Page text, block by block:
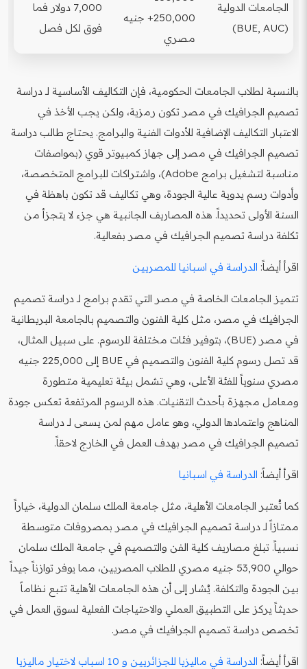
الجامعات الدولية
(BUE, AUC)
250,000+ جنيه
مصري
7,000 دولار فما
فوق لكل فصل
بالنسبة لطلاب الجامعات الحكومية، فإن التكاليف الأساسية لـ دراسة
تصميم الجرافيك في مصر تكون رمزية، ولكن يجب الأخذ في
الاعتبار التكاليف الإضافية للأدوات الفنية والبرامج. يحتاج طالب دراسة
تصميم الجرافيك في مصر إلى جهاز كمبيوتر قوي (بمواصفات
مناسبة لتشغيل برامج Adobe)، واشتراكات للبرامج المتخصصة،
وأدوات رسم يدوية عالية الجودة، وهي تكاليف قد تكون باهظة في
السنة الأولى تحديداً. هذه المصاريف الجانبية هي جزء لا يتجزأ من
تكلفة دراسة تصميم الجرافيك في مصر بفعالية.
اقرأ أيضاً: الدراسة في اسبانيا للمصريين
تتميز الجامعات الخاصة في مصر التي تقدم برامج لـ دراسة تصميم
الجرافيك في مصر، مثل كلية الفنون والتصميم بالجامعة البريطانية
في مصر (BUE)، بتوفير فئات مختلفة للرسوم. على سبيل المثال،
قد تصل رسوم كلية الفنون والتصميم في BUE إلى 225,000 جنيه
مصري سنوياً للفئة الأعلى، وهي تشمل بيئة تعليمية متطورة
ومعامل مجهزة بأحدث التقنيات. هذه الرسوم المرتفعة تعكس جودة
المناهج واعتمادها الدولي، وهو عامل مهم لمن يسعى لـ دراسة
تصميم الجرافيك في مصر بهدف العمل في الخارج لاحقاً.
اقرأ أيضاً: الدراسة في اسبانيا
كما تُعتبر الجامعات الأهلية، مثل جامعة الملك سلمان الدولية، خياراً
ممتازاً لـ دراسة تصميم الجرافيك في مصر بمصروفات متوسطة
نسبياً. تبلغ مصاريف كلية الفن والتصميم في جامعة الملك سلمان
حوالي 53,900 جنيه مصري للطلاب المصريين، مما يوفر توازناً جيداً
بين الجودة والتكلفة. يُشار إلى أن هذه الجامعات الأهلية تتبع نظاماً
حديثاً يركز على التطبيق العملي والاحتياجات الفعلية لسوق العمل في
تخصص دراسة تصميم الجرافيك في مصر.
اقرأ أيضاً: الدراسة في ماليزيا للجزائريين و 10 اسباب لاختيار ماليزيا